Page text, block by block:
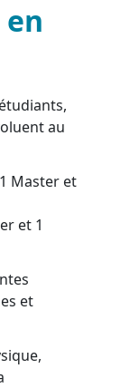
au
Master et
et 1
et